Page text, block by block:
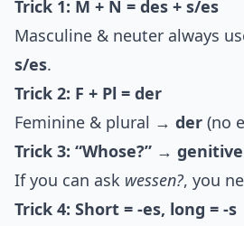
Trick 1: M + N = des + s/es
Masculine & neuter always
s/es.
Trick 2: F + Pl = der
Feminine & plural → der (no
Trick 3: “Whose?” → genitive
If you can ask wessen?, you
Trick 4: Short = -es, long = -s